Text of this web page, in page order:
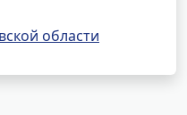
области